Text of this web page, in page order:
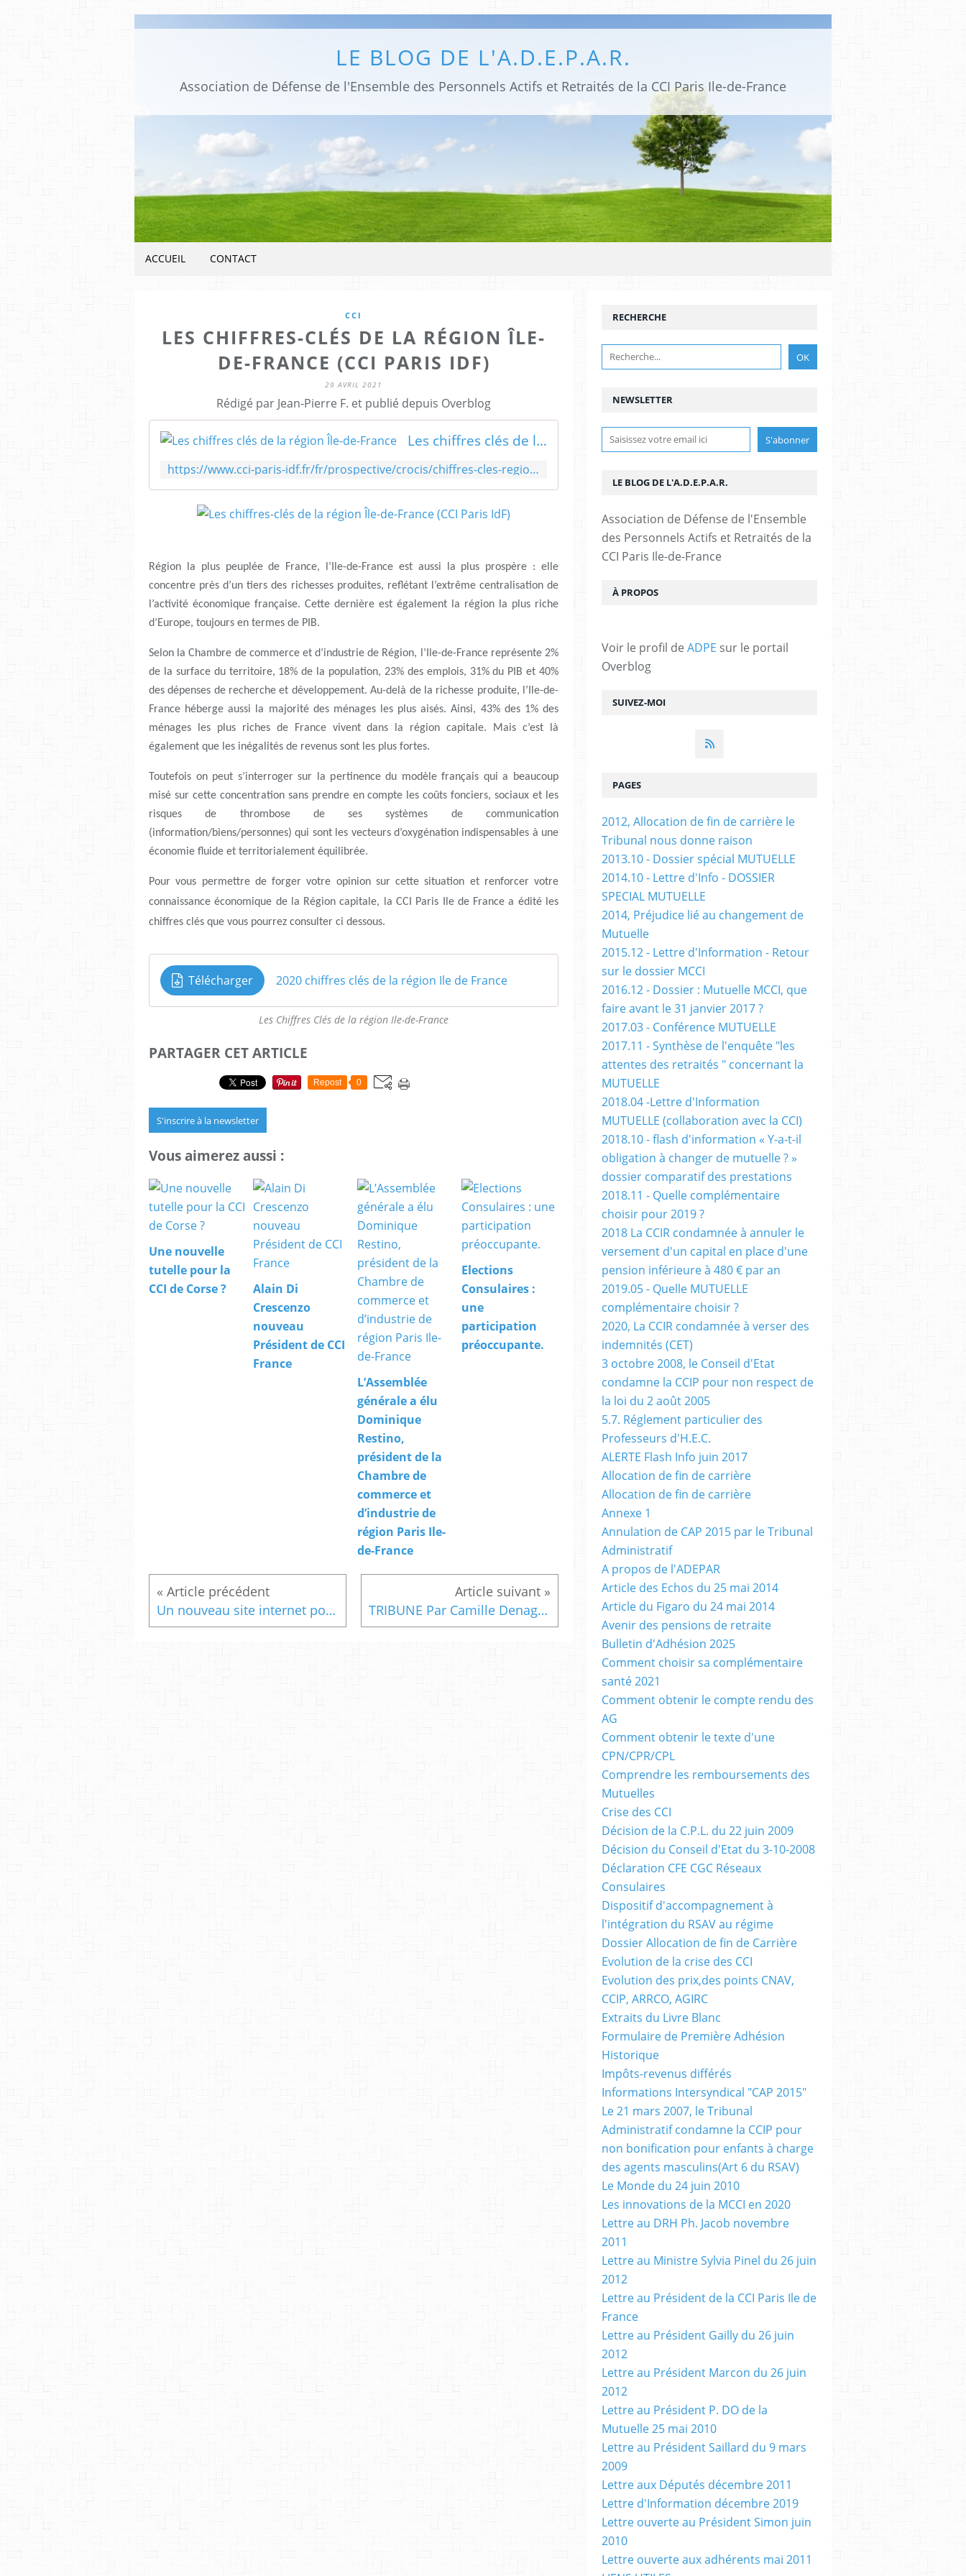
LE BLOG DE L'A.D.E.P.A.R.
Association de Défense de l'Ensemble des Personnels Actifs et Retraités de la CCI Paris Ile-de-France
ACCUEIL CONTACT
CCI
LES CHIFFRES-CLÉS DE LA RÉGION ÎLE-
DE-FRANCE (CCI PARIS IDF)
29 AVRIL 2021
Rédigé par Jean-Pierre F. et publié depuis Overblog
Les chiffres clés de la région Île-de-France
https://www.cci-paris-idf.fr/fr/prospective/crocis/chiffres-cles-region-ile-de-france
Région la plus peuplée de France, l’Ile-de-France est aussi la plus prospère : elle
concentre près d’un tiers des richesses produites, reflétant l’extrême centralisation de
l’activité économique française. Cette dernière est également la région la plus riche
d’Europe, toujours en termes de PIB.
Selon la Chambre de commerce et d’industrie de Région, l’Ile-de-France représente 2%
de la surface du territoire, 18% de la population, 23% des emplois, 31% du PIB et 40%
des dépenses de recherche et développement. Au-delà de la richesse produite, l’Ile-de-
France héberge aussi la majorité des ménages les plus aisés. Ainsi, 43% des 1% des
ménages les plus riches de France vivent dans la région capitale. Mais c’est là
également que les inégalités de revenus sont les plus fortes.
Toutefois on peut s’interroger sur la pertinence du modèle français qui a beaucoup
misé sur cette concentration sans prendre en compte les coûts fonciers, sociaux et les
risques de thrombose de ses systèmes de communication
(information/biens/personnes) qui sont les vecteurs d’oxygénation indispensables à une
économie fluide et territorialement équilibrée.
Pour vous permettre de forger votre opinion sur cette situation et renforcer votre
connaissance économique de la Région capitale, la CCI Paris Ile de France a édité les
chiffres clés que vous pourrez consulter ci dessous.
Télécharger 2020 chiffres clés de la région Ile de France
Les Chiffres Clés de la région Ile-de-France
PARTAGER CET ARTICLE
Repost 0
S'inscrire à la newsletter
Vous aimerez aussi :
Une nouvelle
tutelle pour la
CCI de Corse ?
Alain Di
Crescenzo
nouveau
Président de CCI
France
L’Assemblée
générale a élu
Dominique
Restino,
président de la
Chambre de
commerce et
d’industrie de
région Paris Ile-
de-France
Elections
Consulaires :
une
participation
préoccupante.
Un nouveau site internet pour la CCI Paris île-de-France TRIBUNE Par Camille Denagiscarde
NEWSLETTER
SUIVEZ-MOI
RECHERCHE
LE BLOG DE L'A.D.E.P.A.R.
Association de Défense de l'Ensemble
des Personnels Actifs et Retraités de la
CCI Paris Ile-de-France
À PROPOS
Voir le profil de ADPE sur le portail
Overblog
PAGES
2012, Allocation de fin de carrière le
Tribunal nous donne raison
2013.10 - Dossier spécial MUTUELLE
2014.10 - Lettre d'Info - DOSSIER
SPECIAL MUTUELLE
2014, Préjudice lié au changement de
Mutuelle
2015.12 - Lettre d'Information - Retour
sur le dossier MCCI
2016.12 - Dossier : Mutuelle MCCI, que
faire avant le 31 janvier 2017 ?
2017.03 - Conférence MUTUELLE
2017.11 - Synthèse de l'enquête "les
attentes des retraités " concernant la
MUTUELLE
2018.04 -Lettre d'Information
MUTUELLE (collaboration avec la CCI)
2018.10 - flash d'information « Y-a-t-il
obligation à changer de mutuelle ? »
dossier comparatif des prestations
2018.11 - Quelle complémentaire
choisir pour 2019 ?
2018 La CCIR condamnée à annuler le
versement d'un capital en place d'une
pension inférieure à 480 € par an
2019.05 - Quelle MUTUELLE
complémentaire choisir ?
2020, La CCIR condamnée à verser des
indemnités (CET)
3 octobre 2008, le Conseil d'Etat
condamne la CCIP pour non respect de
la loi du 2 août 2005
5.7. Réglement particulier des
Professeurs d'H.E.C.
ALERTE Flash Info juin 2017
Allocation de fin de carrière
Allocation de fin de carrière
Annexe 1
Annulation de CAP 2015 par le Tribunal
Administratif
A propos de l'ADEPAR
Article des Echos du 25 mai 2014
Article du Figaro du 24 mai 2014
Avenir des pensions de retraite
Bulletin d'Adhésion 2025
Comment choisir sa complémentaire
santé 2021
Comment obtenir le compte rendu des
AG
Comment obtenir le texte d'une
CPN/CPR/CPL
Comprendre les remboursements des
Mutuelles
Crise des CCI
Décision de la C.P.L. du 22 juin 2009
Décision du Conseil d'Etat du 3-10-2008
Déclaration CFE CGC Réseaux
Consulaires
Dispositif d'accompagnement à
l'intégration du RSAV au régime
Dossier Allocation de fin de Carrière
Evolution de la crise des CCI
Evolution des prix,des points CNAV,
CCIP, ARRCO, AGIRC
Extraits du Livre Blanc
Formulaire de Première Adhésion
Historique
Impôts-revenus différés
Informations Intersyndical "CAP 2015"
Le 21 mars 2007, le Tribunal
Administratif condamne la CCIP pour
non bonification pour enfants à charge
des agents masculins(Art 6 du RSAV)
Le Monde du 24 juin 2010
Les innovations de la MCCI en 2020
Lettre au DRH Ph. Jacob novembre
2011
Lettre au Ministre Sylvia Pinel du 26 juin
2012
Lettre au Président de la CCI Paris Ile de
France
Lettre au Président Gailly du 26 juin
2012
Lettre au Président Marcon du 26 juin
2012
Lettre au Président P. DO de la
Mutuelle 25 mai 2010
Lettre au Président Saillard du 9 mars
2009
Lettre aux Députés décembre 2011
Lettre d'Information décembre 2019
Lettre ouverte au Président Simon juin
2010
Lettre ouverte aux adhérents mai 2011